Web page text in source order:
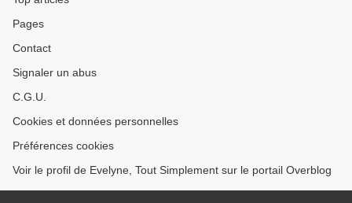
Pages
Contact
Signaler un abus
C.G.U.
Cookies et données personnelles
Préférences cookies
Voir le profil de Evelyne, Tout Simplement sur le portail Overblog